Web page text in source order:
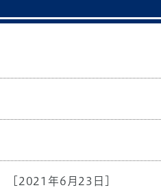
[2021年6月23日]